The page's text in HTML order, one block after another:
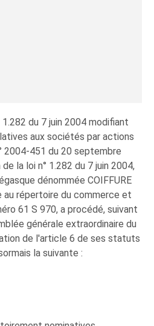
du 7 juin 2004 modifiant
aux sociétés par actions
2004-451 du 20 septembre
la loi n° 1.282 du 7 juin 2004,
dénommée COIFFURE
au répertoire du commerce et
61 S 970, a procédé, suivant
générale extraordinaire du
de l'article 6 de ses statuts
la suivante :